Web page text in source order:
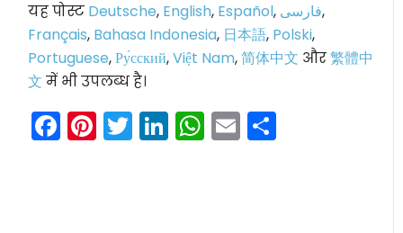
यह पोस्ट Deutsche, English, Español, فارسی,
Français, Bahasa Indonesia, 日本語, Polski,
Portuguese,Ру́сский,Việt Nam,简体中文 और繁體中
文 में भी उपलब्ध है।
Facebook
Pinterest
Twitter
LinkedIn
WhatsApp
Email